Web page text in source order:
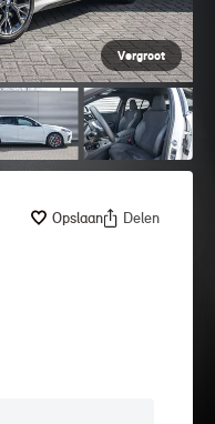
Vergroot
Opslaan Delen